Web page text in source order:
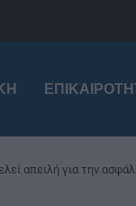
απειλή για την